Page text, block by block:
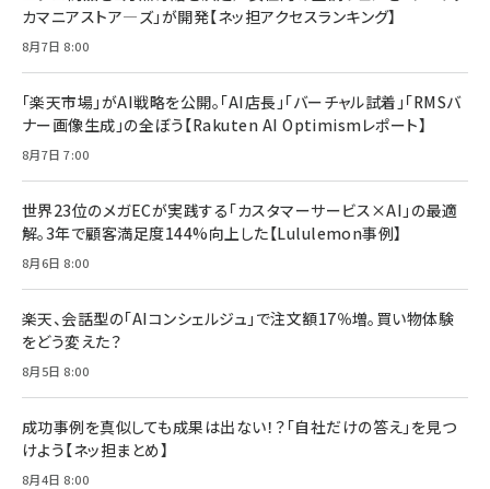
カマニアストア―ズ」が開発【ネッ担アクセスランキング】
8月7日 8:00
「楽天市場」がAI戦略を公開。「AI店長」「バーチャル試着」「RMSバ
ナー画像生成」の全ぼう【Rakuten AI Optimismレポート】
8月7日 7:00
世界23位のメガECが実践する「カスタマーサービス×AI」の最適
解。3年で顧客満足度144%向上した【Lululemon事例】
8月6日 8:00
楽天、会話型の「AIコンシェルジュ」で注文額17％増。買い物体験
をどう変えた？
8月5日 8:00
成功事例を真似しても成果は出ない！？「自社だけの答え」を見つ
けよう【ネッ担まとめ】
8月4日 8:00